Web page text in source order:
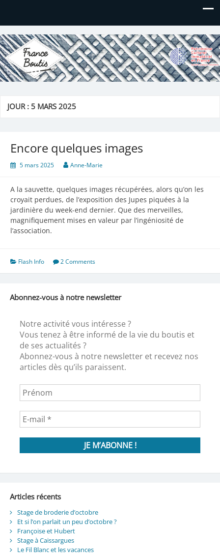
France Boutis
Le site de France Boutis
JOUR : 5 MARS 2025
Encore quelques images
5 mars 2025 Anne-Marie
A la sauvette, quelques images récupérées, alors qu’on les
croyait perdues, de l’exposition des Jupes piquées à la
jardinière du week-end dernier. Que des merveilles,
magnifiquement mises en valeur par l’ingéniosité de
l’association.
Flash Info 2 Comments
Abonnez-vous à notre newsletter
Notre activité vous intéresse ?
Vous tenez à être informé de la vie du boutis et
de ses actualités ?
Abonnez-vous à notre newsletter et recevez nos
articles dès qu’ils paraissent.
Articles récents
Stage de broderie d’octobre
Et si l’on parlait un peu d’octobre ?
Françoise et Hubert
Stage à Caissargues
Le Fil Blanc et les vacances